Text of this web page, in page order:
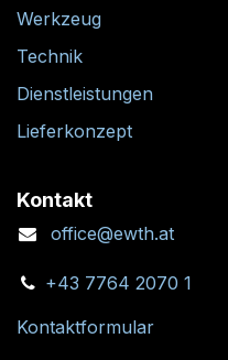
Werkzeug
Technik
Dienstleistungen
Lieferkonzept
Kontakt
office@ewth.at
+43 7764 2070 1
Kontaktformular